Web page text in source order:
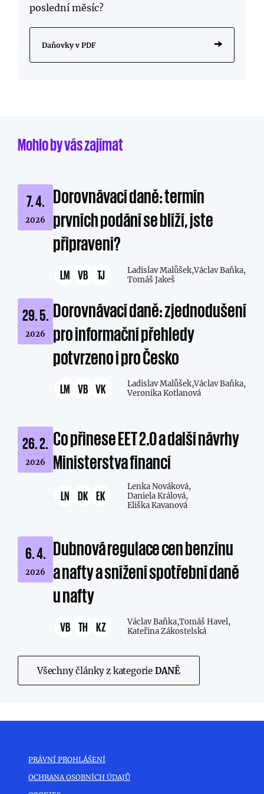
poslední měsíc?
Daňovky v PDF
Mohlo by vás zajímat
7. 4.
2026
Dorovnávací daně: termín
prvních podání se blíží, jste
připraveni?
LM VB TJ Ladislav Malůšek,Václav Baňka,
Tomáš Jakeš
29. 5.
2026
Dorovnávací daně: zjednodušení
pro informační přehledy
potvrzeno i pro Česko
LM VB VK Ladislav Malůšek,Václav Baňka,
Veronika Kotlanová
26. 2.
2026
Co přinese EET 2.0 a další návrhy
Ministerstva financí
LN DK EK
Lenka Nováková,
Daniela Králová,
Eliška Kavanová
6. 4.
2026
Dubnová regulace cen benzínu
a nafty a snížení spotřební daně
u nafty
VB TH KZ Václav Baňka,Tomáš Havel,
Kateřina Zákostelská
Všechny články z kategorie DANĚ
PRÁVNÍ PROHLÁŠENÍ
OCHRANA OSOBNÍCH ÚDAJŮ